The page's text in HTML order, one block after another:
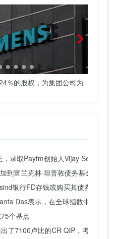
％的股权，为集团公司为
录取Paytm创始人Vijay Sekhar
到富兰克林·坦普敦债务基金困境
银行FD存钱或购买其债券，则收
Das表示，在全球指数中努力将
个基点
了7100卢比的CR QIP，考虑到占